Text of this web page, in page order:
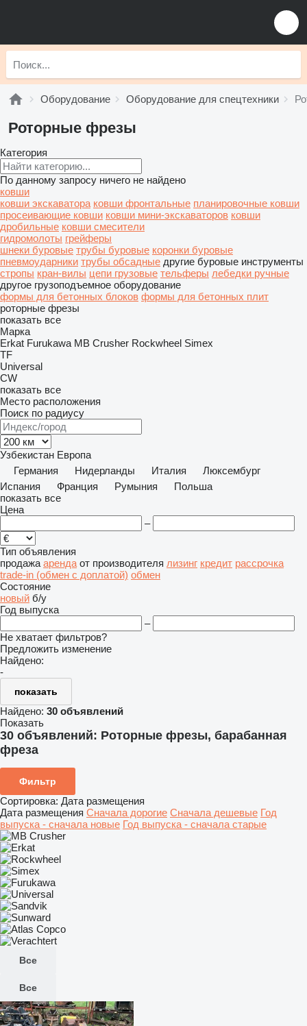
Оборудование Оборудование для спецтехники
Роторные фрезы
Категория
По данному запросу ничего не найдено
ковши
ковши экскаватора ковши фронтальные планировочные ковши
просеивающие ковши ковши мини-экскаваторов ковши
дробильные ковши смесители
гидромолоты грейферы
шнеки буровые трубы буровые коронки буровые
пневмоударники трубы обсадные другие буровые инструменты
стропы кран-вилы цепи грузовые тельферы лебедки ручные
другое грузоподъемное оборудование
формы для бетонных блоков формы для бетонных плит
роторные фрезы
показать все
Марка
Erkat Furukawa MB Crusher Rockwheel Simex
TF
Universal
CW
показать все
Место расположения
Поиск по радиусу
Узбекистан Европа
Германия
Нидерланды Италия
Люксембург
Испания
Франция Румыния
Польша
показать все
Цена
–
Тип объявления
продажа аренда от производителя лизинг кредит рассрочка
trade-in (обмен с доплатой) обмен
Состояние
новый б/у
Год выпуска
–
Не хватает фильтров?
Предложить изменение
Найдено:
-
показать
Найдено: 30 объявлений
Показать
30 объявлений: Роторные фрезы, барабанная
фреза
Фильтр
Сортировка: Дата размещения
Дата размещения Сначала дорогие Сначала дешевые Год
выпуска - сначала новые Год выпуска - сначала старые
Все
Все